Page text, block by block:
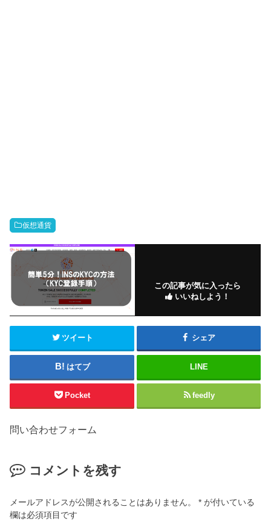
仮想通貨
この記事が気に入ったら
いいねしよう！
ツイート シェア
はてブ LINE
Pocket feedly
問い合わせフォーム
コメントを残す
メールアドレスが公開されることはありません。 * が付いている
欄は必須項目です